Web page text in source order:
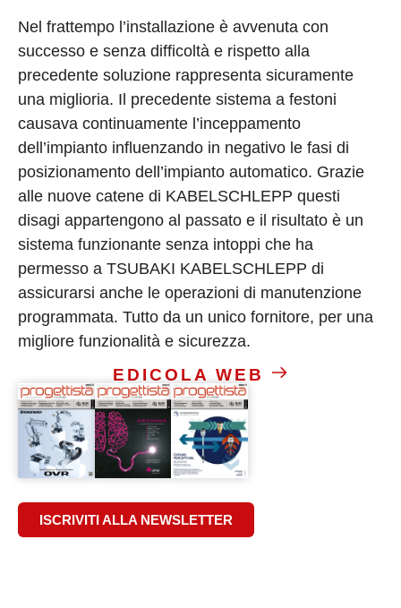
Nel frattempo l’installazione è avvenuta con
successo e senza difficoltà e rispetto alla
precedente soluzione rappresenta sicuramente
una miglioria. Il precedente sistema a festoni
causava continuamente l’inceppamento
dell’impianto influenzando in negativo le fasi di
posizionamento dell’impianto automatico. Grazie
alle nuove catene di KABELSCHLEPP questi
disagi appartengono al passato e il risultato è un
sistema funzionante senza intoppi che ha
permesso a TSUBAKI KABELSCHLEPP di
assicurarsi anche le operazioni di manutenzione
programmata. Tutto da un unico fornitore, per una
migliore funzionalità e sicurezza.
EDICOLA WEB
ISCRIVITI ALLA NEWSLETTER